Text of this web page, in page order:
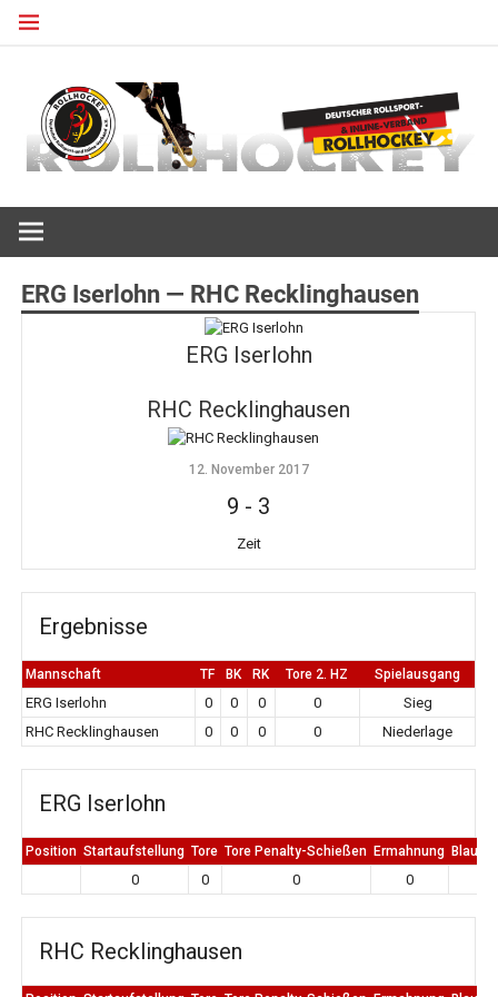
Zum
ERG Iserlohn — RHC Recklinghausen
ERG Iserlohn
RHC Recklinghausen
12. November 2017
9 - 3
Zeit
Ergebnisse
Mannschaft TF BK RK Tore 2. HZ Spielausgang
ERG Iserlohn 0 0 0 0
Sieg
RHC Recklinghausen
0 0 0 0 Niederlage
ERG Iserlohn
Position Startaufstellung Tore Tore Penalty-Schießen Ermahnung Blaue
0 0 0 0
RHC Recklinghausen